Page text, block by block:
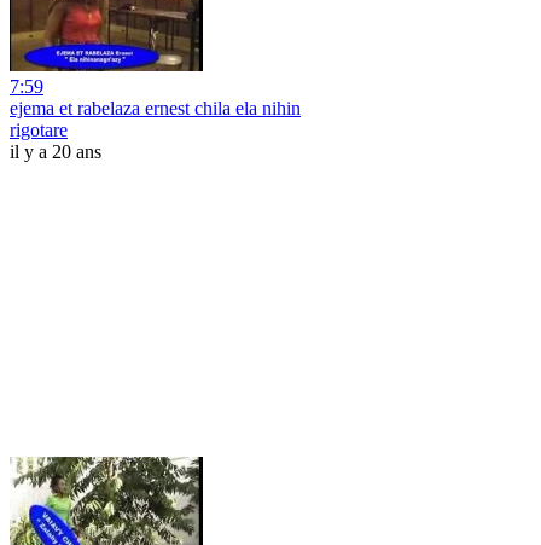
7:59
ejema et rabelaza ernest chila ela nihin
rigotare
il y a 20 ans